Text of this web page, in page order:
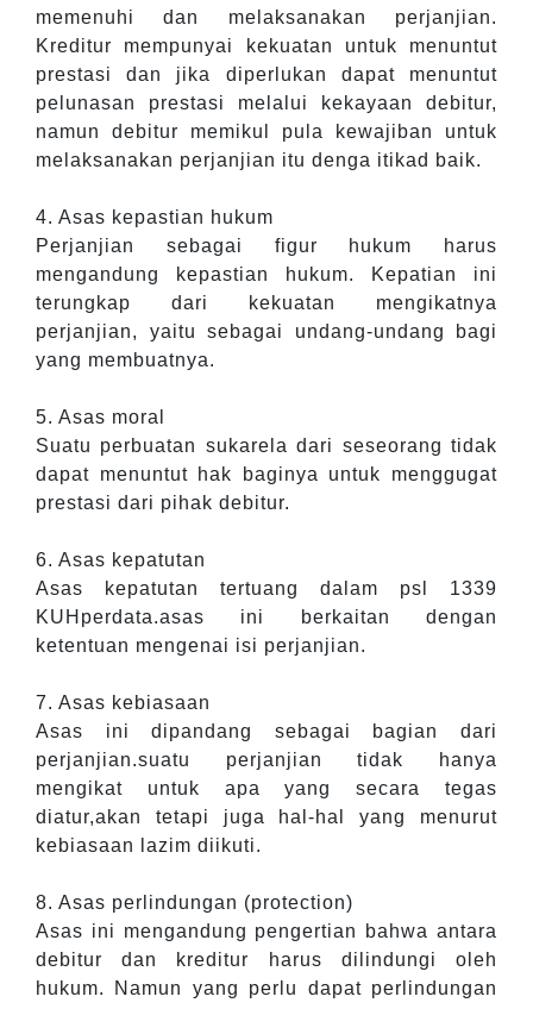
memenuhi dan melaksanakan perjanjian.
Kreditur mempunyai kekuatan untuk menuntut
prestasi dan jika diperlukan dapat menuntut
pelunasan prestasi melalui kekayaan debitur,
namun debitur memikul pula kewajiban untuk
melaksanakan perjanjian itu denga itikad baik.
4. Asas kepastian hukum
Perjanjian sebagai figur hukum harus
mengandung kepastian hukum. Kepatian ini
terungkap dari kekuatan mengikatnya
perjanjian, yaitu sebagai undang-undang bagi
yang membuatnya.
5. Asas moral
Suatu perbuatan sukarela dari seseorang tidak
dapat menuntut hak baginya untuk menggugat
prestasi dari pihak debitur.
6. Asas kepatutan
Asas kepatutan tertuang dalam psl 1339
KUHperdata.asas ini berkaitan dengan
ketentuan mengenai isi perjanjian.
7. Asas kebiasaan
Asas ini dipandang sebagai bagian dari
perjanjian.suatu perjanjian tidak hanya
mengikat untuk apa yang secara tegas
diatur,akan tetapi juga hal-hal yang menurut
kebiasaan lazim diikuti.
8. Asas perlindungan (protection)
Asas ini mengandung pengertian bahwa antara
debitur dan kreditur harus dilindungi oleh
hukum. Namun yang perlu dapat perlindungan